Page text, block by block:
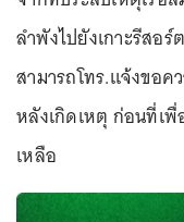
ลำพังไปยังเกาะรีสอ
สามารถโทร.แจ้งขอค
หลังเกิดเหตุ ก่อนที่เพื่
เหลือ